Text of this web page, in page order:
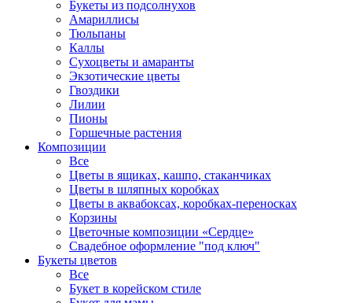
Букеты из подсолнухов
Амариллисы
Тюльпаны
Каллы
Сухоцветы и амаранты
Экзотические цветы
Гвоздики
Лилии
Пионы
Горшечные растения
Композиции
Все
Цветы в ящиках, кашпо, стаканчиках
Цветы в шляпных коробках
Цветы в аквабоксах, коробках-переносках
Корзины
Цветочные композиции «Сердце»
Свадебное оформление "под ключ"
Букеты цветов
Все
Букет в корейском стиле